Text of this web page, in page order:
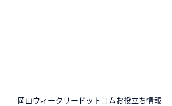
岡山ウィークリードットコムお役立ち情報